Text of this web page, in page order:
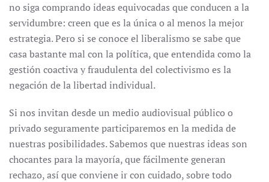
no siga comprando ideas equivocadas que conducen a la
servidumbre: creen que es la única o al menos la mejor
estrategia. Pero si se conoce el liberalismo se sabe que
casa bastante mal con la política, que entendida como la
gestión coactiva y fraudulenta del colectivismo es la
negación de la libertad individual.
Si nos invitan desde un medio audiovisual público o
privado seguramente participaremos en la medida de
nuestras posibilidades. Sabemos que nuestras ideas son
chocantes para la mayoría, que fácilmente generan
rechazo, así que conviene ir con cuidado, sobre todo